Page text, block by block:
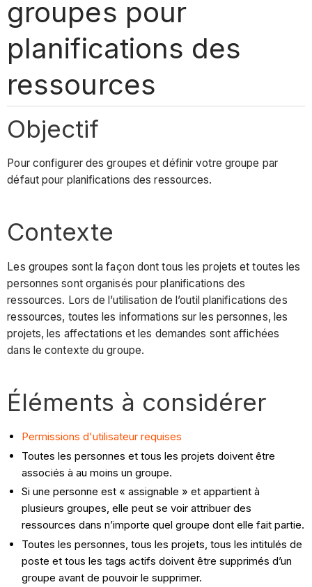
groupes pour
planifications des
ressources
Objectif
Pour configurer des groupes et définir votre groupe par
défaut pour planifications des ressources.
Contexte
Les groupes sont la façon dont tous les projets et toutes les
personnes sont organisés pour planifications des
ressources. Lors de l’utilisation de l’outil planifications des
ressources, toutes les informations sur les personnes, les
projets, les affectations et les demandes sont affichées
dans le contexte du groupe.
Éléments à considérer
Permissions d'utilisateur requises
Toutes les personnes et tous les projets doivent être
associés à au moins un groupe.
Si une personne est « assignable » et appartient à
plusieurs groupes, elle peut se voir attribuer des
ressources dans n’importe quel groupe dont elle fait partie.
Toutes les personnes, tous les projets, tous les intitulés de
poste et tous les tags actifs doivent être supprimés d’un
groupe avant de pouvoir le supprimer.